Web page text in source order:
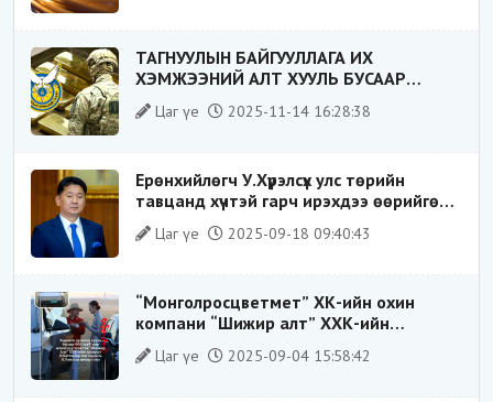
ТАГНУУЛЫН БАЙГУУЛЛАГА ИХ
ХЭМЖЭЭНИЙ АЛТ ХУУЛЬ БУСААР
ХИЛЭЭР ГАРГАХ ГЭЖ БАЙСАН
ҮЙЛДЛИЙГ ТАСЛАН ЗОГСООЛОО
Цаг үе 2025-11-14 16:28:38
Ерөнхийлөгч У.Хүрэлсүх улс төрийн
тавцанд хүчтэй гарч ирэхдээ өөрийгөө
шударга ёсны төлөө тэмцэгч, “хуучин
тогтолцооны хонгилыг нураагч” гэсэн
Цаг үе 2025-09-18 09:40:43
“Монголросцветмет” ХК-ийн охин
компани “Шижир алт” ХХК-ийн
Гүйцэтгэх захирлаар ажиллаж байсан
О.Баттөмөрт холбогдох хэрэг хаашаа
Цаг үе 2025-09-04 15:58:42